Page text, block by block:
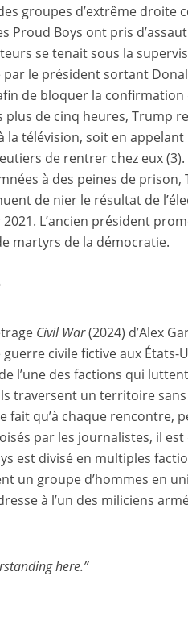
groupes d’extrême droite
Proud Boys ont pris
se tenait sous la
le président sortant
de bloquer la confirmation
plus de cinq heures, Trump
la télévision, soit en
de rentrer chez eux(3)
à des peines de
de nier le résultat de
L’ancien président
martyrs de la démocratie.
Civil War(2024) d’Alex
civile fictive aux États-
l’une des factions qui
traversent un territoire
fait qu’à chaque rencontre,
par les journalistes, il
est divisé en multiples
un groupe d’hommes en
à l’un des miliciens
here.”